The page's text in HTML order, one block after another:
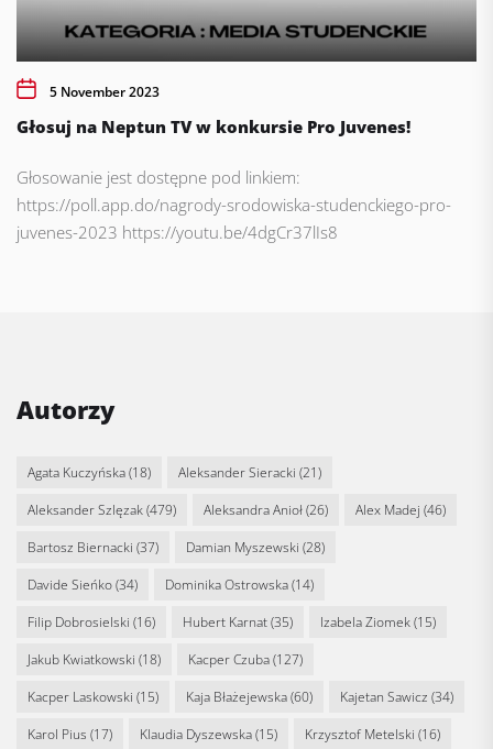
5 November 2023
Głosuj na Neptun TV w konkursie Pro Juvenes!
Głosowanie jest dostępne pod linkiem:
https://poll.app.do/nagrody-srodowiska-studenckiego-pro-
juvenes-2023 https://youtu.be/4dgCr37lIs8
Autorzy
Agata Kuczyńska(18) Aleksander Sieracki (21)
Aleksander Szlęzak(479) Aleksandra Anioł(26) Alex Madej (46)
Bartosz Biernacki (37) Damian Myszewski (28)
Davide Sieńko(34) Dominika Ostrowska(14)
Filip Dobrosielski (16) Hubert Karnat(35) Izabela Ziomek(15)
Jakub Kwiatkowski (18) Kacper Czuba(127)
Kacper Laskowski (15) Kaja Błażejewska(60) Kajetan Sawicz (34)
Karol Pius (17) Klaudia Dyszewska(15) Krzysztof Metelski (16)